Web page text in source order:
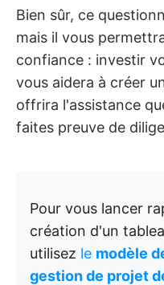
Bien sûr, ce
mais il vous
confiance : investir
vous aidera à créer
offrira l'assistance
faites preuve de
Pour vous lancer
création d'un
utilisez le modèle
gestion de projet